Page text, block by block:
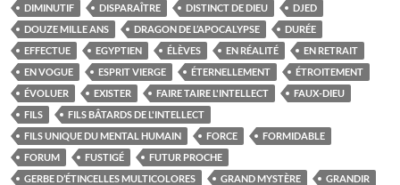
DIMINUTIF
DISPARAÎTRE DISTINCT DE DIEU
DJED
DOUZE MILLE ANS
DRAGON DE L’APOCALYPSE
DURÉE
EFFECTUE
EGYPTIEN ÉLÈVES EN RÉALITÉ
EN RETRAIT
EN VOGUE
ESPRIT VIERGE ÉTERNELLEMENT
ÉTROITEMENT
ÉVOLUER
EXISTER FAIRE TAIRE L'INTELLECT
FAUX-DIEU
FILS
FILS BÂTARDS DE L'INTELLECT
FILS UNIQUE DU MENTAL HUMAIN
FORCE
FORMIDABLE
FORUM
FUSTIGÉ
FUTUR PROCHE
GERBE D’ÉTINCELLES MULTICOLORES
GRAND MYSTÈRE
GRANDIR